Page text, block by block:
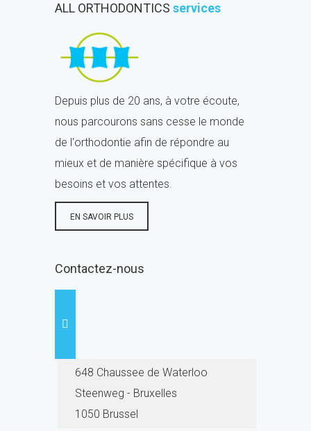
ALL ORTHODONTICS services
Depuis plus de 20 ans, à votre écoute,
nous parcourons sans cesse le monde
de l'orthodontie afin de répondre au
mieux et de manière spécifique à vos
besoins et vos attentes.
EN SAVOIR PLUS
Contactez-nous
648 Chaussee de Waterloo
Steenweg - Bruxelles
1050 Brussel